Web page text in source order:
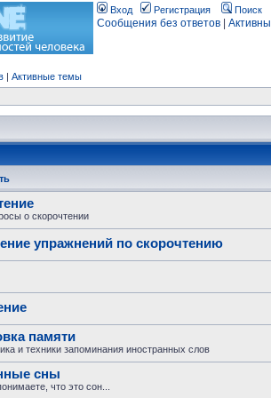
Вход Регистрация Поиск
Сообщения без ответов
| Активные темы
о скорочтении
упражнений по скорочтению
памяти
и техники запоминания иностранных слов
сны
что это сон...